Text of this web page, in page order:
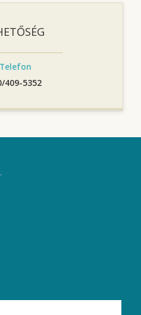
Telefon
409-5352